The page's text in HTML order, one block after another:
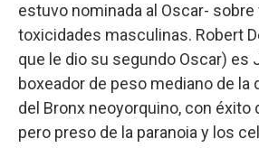
estuvo nominada al Oscar-
toxicidades masculinas. Robert
que le dio su segundo Oscar) es
boxeador de peso mediano de la
del Bronx neoyorquino, con éxito
pero preso de la paranoia y los